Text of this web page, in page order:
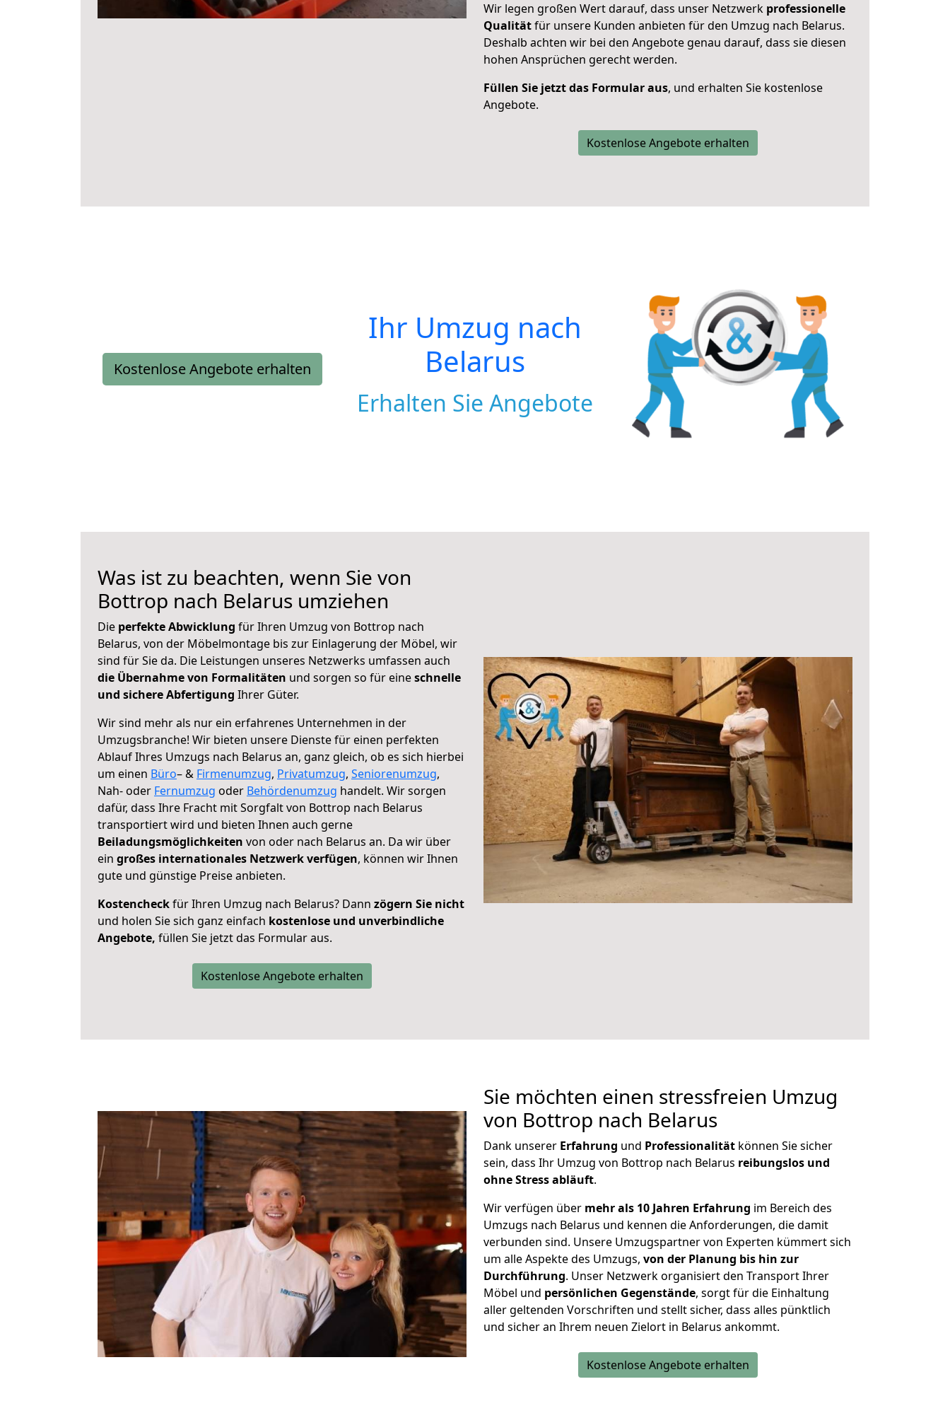
Wir legen großen Wert darauf, dass unser Netzwerk professionelle
Qualitätfür unsere Kunden anbieten für den Umzug nach Belarus.
Deshalb achten wir bei den Angebote genau darauf, dass sie diesen
hohen Ansprüchen gerecht werden.
Füllen Sie jetzt das Formular aus, und erhalten Sie kostenlose
Angebote.
Kostenlose Angebote erhalten
Kostenlose Angebote erhalten
Ihr Umzug nach
Belarus
Erhalten Sie Angebote
Was ist zu beachten, wenn Sie von
Bottrop nach Belarus umziehen
Die perfekte Abwicklung für Ihren Umzug von Bottrop nach
Belarus, von der Möbelmontage bis zur Einlagerung der Möbel, wir
sind für Sie da. Die Leistungen unseres Netzwerks umfassen auch
die Übernahme von Formalitäten und sorgen so für eineschnelle
und sichere Abfertigung Ihrer Güter.
Wir sind mehr als nur ein erfahrenes Unternehmen in der
Umzugsbranche! Wir bieten unsere Dienste für einen perfekten
Ablauf Ihres Umzugs nach Belarus an, ganz gleich, ob es sich hierbei
um einen Büro– & Firmenumzug, Privatumzug, Seniorenumzug,
Nah- oder Fernumzug oder Behördenumzug handelt. Wir sorgen
dafür, dass Ihre Fracht mit Sorgfalt von Bottrop nach Belarus
transportiert wird und bieten Ihnen auch gerne
Beiladungsmöglichkeiten von oder nach Belarus an. Da wir über
ein großes internationales Netzwerk verfügen, können wir Ihnen
gute und günstige Preise anbieten.
Kostencheckfür Ihren Umzug nach Belarus? Dann zögern Sie nicht
und holen Sie sich ganz einfach kostenlose und unverbindliche
Angebote, füllen Sie jetzt das Formular aus.
Kostenlose Angebote erhalten
Sie möchten einen stressfreien Umzug
von Bottrop nach Belarus
Dank unserer Erfahrung und Professionalität können Sie sicher
sein, dass Ihr Umzug von Bottrop nach Belarus reibungslos und
ohne Stress abläuft.
Wir verfügen über mehr als 10 Jahren Erfahrung im Bereich des
Umzugs nach Belarus und kennen die Anforderungen, die damit
verbunden sind. Unsere Umzugspartner von Experten kümmert sich
um alle Aspekte des Umzugs, von der Planung bis hin zur
Durchführung. Unser Netzwerk organisiert den Transport Ihrer
Möbel und persönlichen Gegenstände, sorgt für die Einhaltung
aller geltenden Vorschriften und stellt sicher, dass alles pünktlich
und sicher an Ihrem neuen Zielort in Belarus ankommt.
Kostenlose Angebote erhalten